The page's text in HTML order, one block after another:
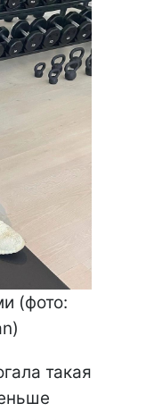
(фото:
такая